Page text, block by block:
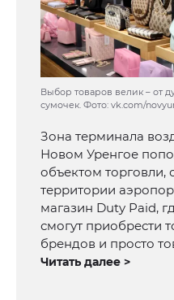
Выбор товаров велик – от
сумочек. Фото: vk.com/
Зона терминала
Новом Уренгое
объектом
территории
магазин Duty Paid,
смогут приобрести
брендов и просто
Читать далее >